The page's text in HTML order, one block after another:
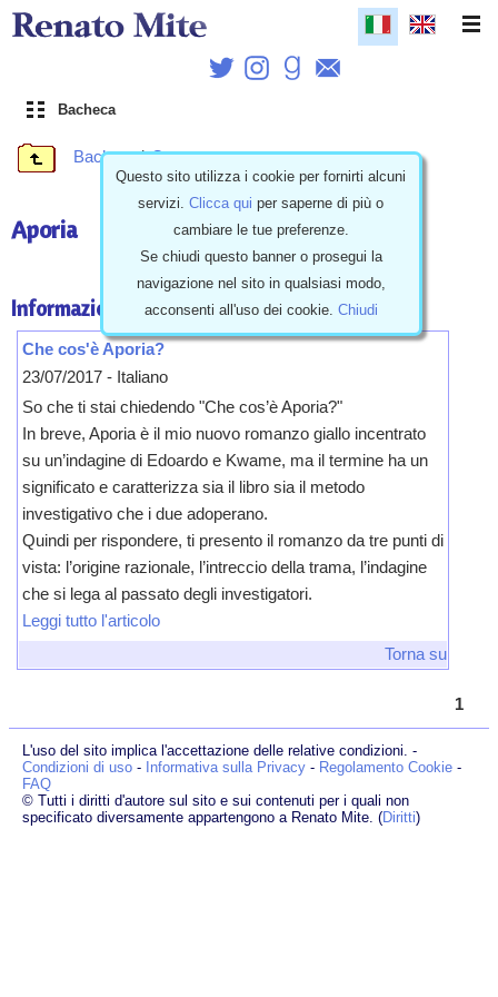
Bacheca
Bacheca \ Opere
Aporia
Informazioni
Che cos'è Aporia?
23/07/2017 - Italiano
So che ti stai chiedendo "Che cos’è Aporia?"
In breve, Aporia è il mio nuovo romanzo giallo incentrato
su un’indagine di Edoardo e Kwame, ma il termine ha un
significato e caratterizza sia il libro sia il metodo
investigativo che i due adoperano.
Quindi per rispondere, ti presento il romanzo da tre punti di
vista: l’origine razionale, l’intreccio della trama, l’indagine
che si lega al passato degli investigatori.
Leggi tutto l'articolo
Torna su
1
L'uso del sito implica l'accettazione delle relative condizioni. -
Condizioni di uso - Informativa sulla Privacy - Regolamento Cookie -
FAQ
© Tutti i diritti d'autore sul sito e sui contenuti per i quali non
specificato diversamente appartengono a Renato Mite. (Diritti)
Questo sito utilizza i cookie per fornirti alcuni
servizi.Clicca qui per saperne di più o
cambiare le tue preferenze.
Se chiudi questo banner o prosegui la
navigazione nel sito in qualsiasi modo,
acconsenti all'uso dei cookie. Chiudi